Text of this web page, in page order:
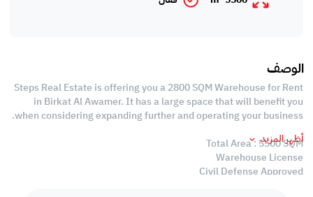
الوصف
Steps Real Estate is offering you a 2800 SQM Warehouse for Rent
in Birkat Al Awamer. It has a large space that will benefit you
when considering expanding further and operating your business.
Total Area : 5500 SQM
Warehouse License
Civil Defense Approved
أظهر المزيد